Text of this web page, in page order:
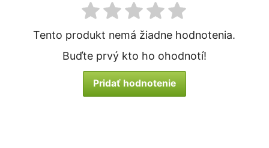
Tento produkt nemá žiadne hodnotenia.
Buďte prvý kto ho ohodnotí!
Pridať hodnotenie